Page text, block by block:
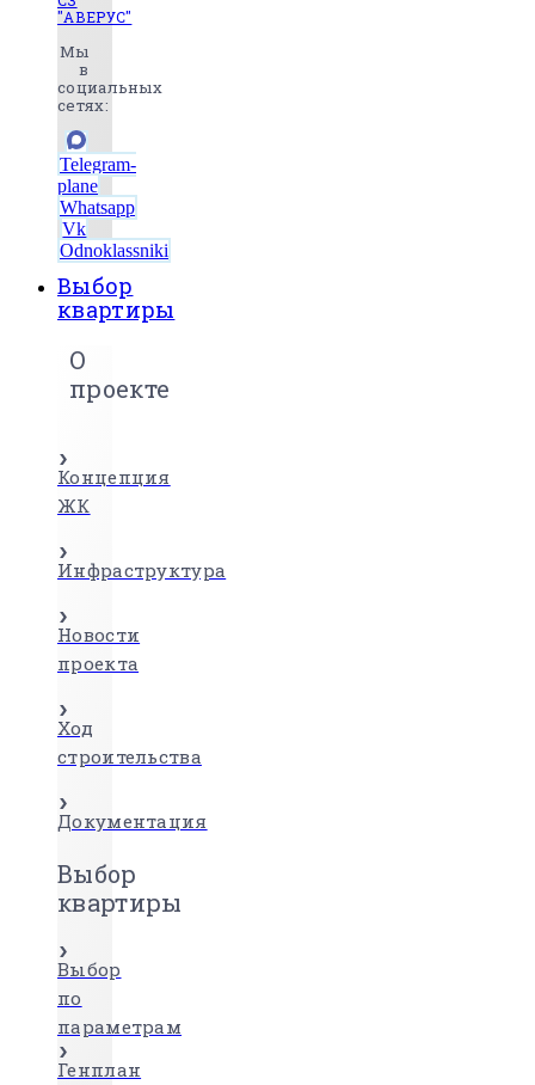
"АВЕРУС"
Мы
в
социальных
сетях:
Telegram-
plane
Whatsapp
Vk
Odnoklassniki
Выбор
квартиры
О
проекте
Концепция
ЖК
Инфраструктура
Новости
проекта
Ход
строительства
Документация
Выбор
квартиры
Выбор
по
параметрам
Генплан